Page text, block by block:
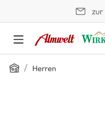
zur
Home
/ Herren